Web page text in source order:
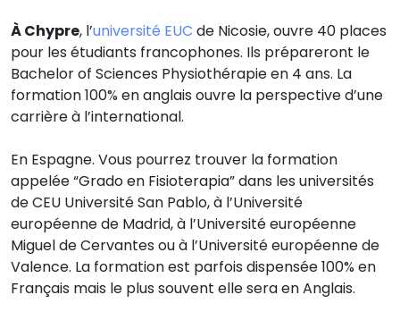
À Chypre, l’université EUC de Nicosie, ouvre 40 places
pour les étudiants francophones. Ils prépareront le
Bachelor of Sciences Physiothérapie en 4 ans. La
formation 100% en anglais ouvre la perspective d’une
carrière à l’international.
En Espagne. Vous pourrez trouver la formation
appelée “Grado en Fisioterapia” dans les universités
de CEU Université San Pablo, à l’Université
européenne de Madrid, à l’Université européenne
Miguel de Cervantes ou à l’Université européenne de
Valence. La formation est parfois dispensée 100% en
Français mais le plus souvent elle sera en Anglais.